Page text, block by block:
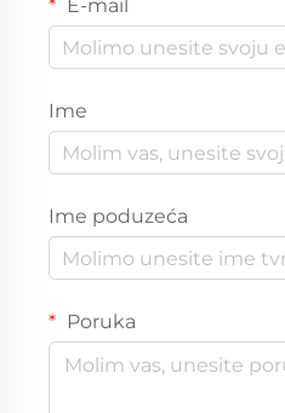
E-mail
Ime
Ime poduzeća
Poruka